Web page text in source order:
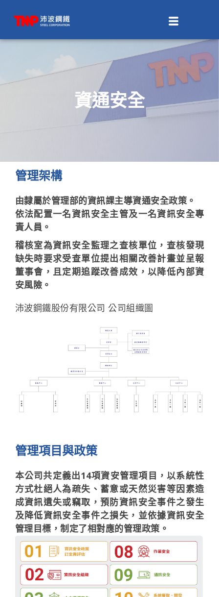
資通安全
管理架構
由隸屬於管理部的資訊課主導資通安全政策。
依法配置一名資訊安全主管及一名資訊安全專
責人員。
稽核室為資訊安全監理之查核單位，查核發現
缺失時要求受查單位提出相關改善計畫並呈報
董事會，且定期追蹤改善成效，以降低內部資
安風險。
沛波鋼鐵股份有限公司 公司組織圖
管理項目與政策
本公司共定義出14項資安管理項目，以系統性
方式杜絕人為疏失、蓄意或天然災害等因素造
成資訊遺失或竊取，預防資訊安全事件之發生
及降低資訊安全事件之損失，並依據資訊安全
管理目標，制定了相對應的管理政策。